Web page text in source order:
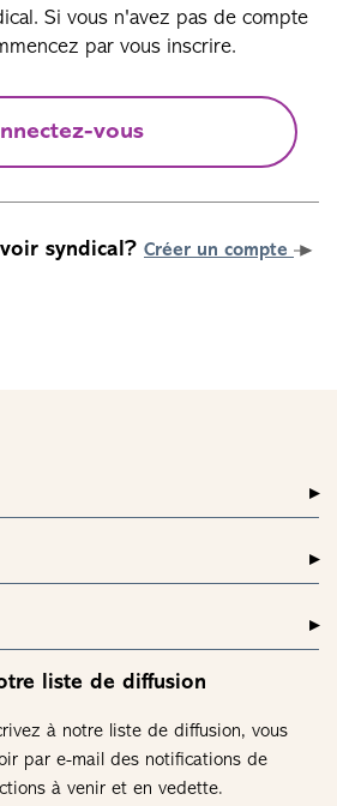
Si vous n'avez pas de compte
par vous inscrire.
vous
syndical? Créer un compte
liste de diffusion
à notre liste de diffusion, vous
par e-mail des notifications de
à venir et en vedette.